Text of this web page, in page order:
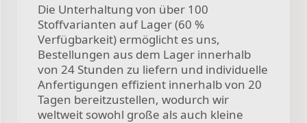
Die Unterhaltung von über 100
Stoffvarianten auf Lager (60 %
Verfügbarkeit) ermöglicht es uns,
Bestellungen aus dem Lager innerhalb
von 24 Stunden zu liefern und individuelle
Anfertigungen effizient innerhalb von 20
Tagen bereitzustellen, wodurch wir
weltweit sowohl große als auch kleine